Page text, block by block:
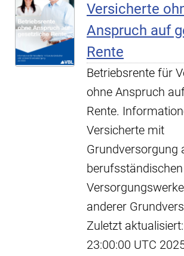
Versicherte
Anspruch auf
Rente
Betriebsrente für
ohne Anspruch
Rente.
Versicherte mit
Grundversorgung
berufsständischen
anderer
Zuletzt
23:00:00 UTC